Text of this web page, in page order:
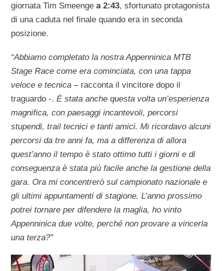
giornata Tim Smeengea 2:43, sfortunato protagonista
di una caduta nel finale quando era in seconda
posizione.
“Abbiamo completato la nostra Appenninica MTB
Stage Race come era cominciata, con una tappa
veloce e tecnica – racconta il vincitore dopo il
traguardo -.È stata anche questa volta un’esperienza
magnifica, con paesaggi incantevoli, percorsi
stupendi, trail tecnici e tanti amici. Mi ricordavo alcuni
percorsi da tre anni fa, ma a differenza di allora
quest’anno il tempo è stato ottimo tutti i giorni e di
conseguenza è stata più facile anche la gestione della
gara. Ora mi concentrerò sul campionato nazionale e
gli ultimi appuntamenti di stagione. L’anno prossimo
potrei tornare per difendere la maglia, ho vinto
Appenninica due volte, perché non provare a vincerla
una terza?”